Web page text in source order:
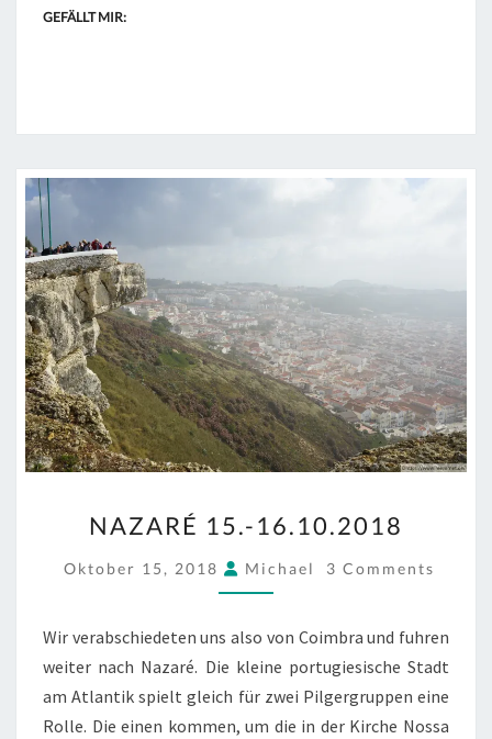
GEFÄLLT MIR:
15.-16.10.2018
NAZARÉ 15.-16.10.2018
Oktober 15, 2018 Michael COMMENTS
3 Comments
Wir verabschiedeten uns also von Coimbra und fuhren
weiter nach Nazaré. Die kleine portugiesische Stadt
am Atlantik spielt gleich für zwei Pilgergruppen eine
Rolle. Die einen kommen, um die in der Kirche Nossa